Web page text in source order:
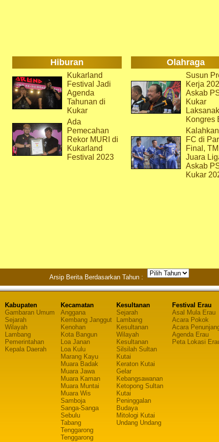
Hiburan Olahraga
Kukarland
Festival Jadi
Agenda
Tahunan di
Kukar
Ada
Pemecahan
Rekor MURI di
Kukarland
Festival 2023
Susun
Kerja
Askab
Kukar
Kongres
FC di
Final,
Juara
Askab
Kukar
Arsip Berita Berdasarkan Tahun :
Kabupaten
Gambaran Umum
Sejarah
Wilayah
Lambang
Pemerintahan
Kepala Daerah
Kecamatan
Anggana
Kembang Janggut
Kenohan
Kota Bangun
Loa Janan
Loa Kulu
Marang Kayu
Muara Badak
Muara Jawa
Muara Kaman
Muara Muntai
Muara Wis
Samboja
Sanga-Sanga
Sebulu
Tabang
Tenggarong
Tenggarong
Kesultanan
Sejarah
Lambang
Kesultanan
Wilayah
Kesultanan
Silsilah Sultan
Kutai
Keraton Kutai
Gelar
Kebangsawanan
Ketopong Sultan
Kutai
Peninggalan
Budaya
Mitologi Kutai
Undang Undang
Festival Erau
Asal Mula Erau
Acara Pokok
Acara
Agenda Erau
Peta Lokasi